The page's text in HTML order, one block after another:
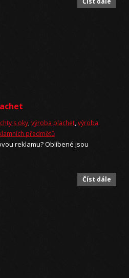
s oky,výroba plachet,výroba
předmětů
reklamu? Oblíbené jsou
Číst dále